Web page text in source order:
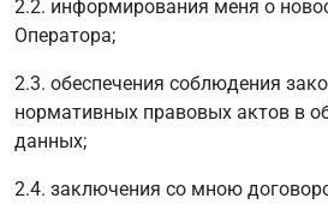
2.2. информирования меня о
Оператора;
2.3. обеспечения соблюдения
нормативных правовых актов в
данных;
2.4. заключения со мною